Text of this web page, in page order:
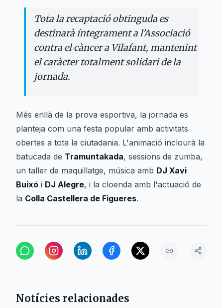
Tota la recaptació obtinguda es
destinarà íntegrament a l’Associació
contra el càncer a Vilafant, mantenint
el caràcter totalment solidari de la
jornada.
Més enllà de la prova esportiva, la jornada es
planteja com una festa popular amb activitats
obertes a tota la ciutadania. L'animació inclourà la
batucada de Tramuntakada, sessions de zumba,
un taller de maquillatge, música amb DJ Xavi
Buixó i DJ Alegre, i la cloenda amb l'actuació de
la Colla Castellera de Figueres.
Notícies relacionades